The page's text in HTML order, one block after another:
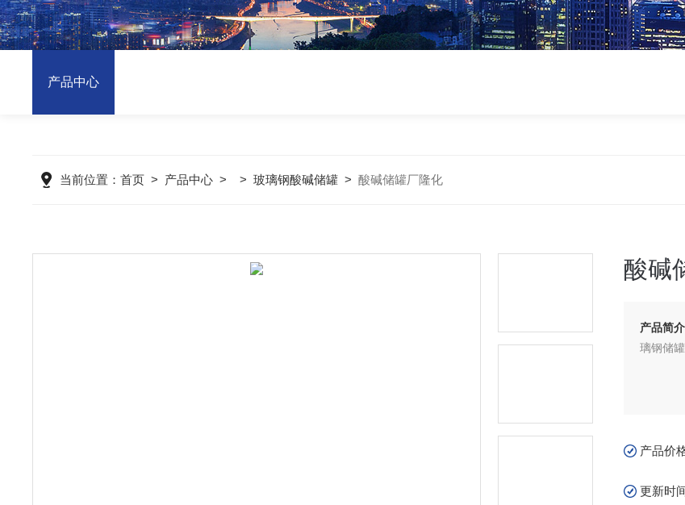
产品中心
当前位置：首页 > 产品中心 > >玻璃钢酸碱储罐 >酸碱储罐厂隆化
酸碱
产品简
璃钢储
产品价
更新时